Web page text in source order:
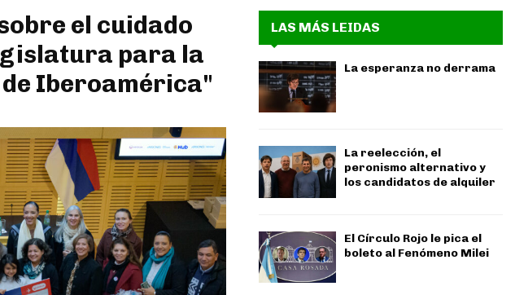
el cuidado
para la
Iberoamérica"
LAS MÁS LEIDAS
La esperanza no derrama
La reelección, el
peronismo alternativo y
los candidatos de alquiler
El Círculo Rojo le pica el
boleto al Fenómeno Milei